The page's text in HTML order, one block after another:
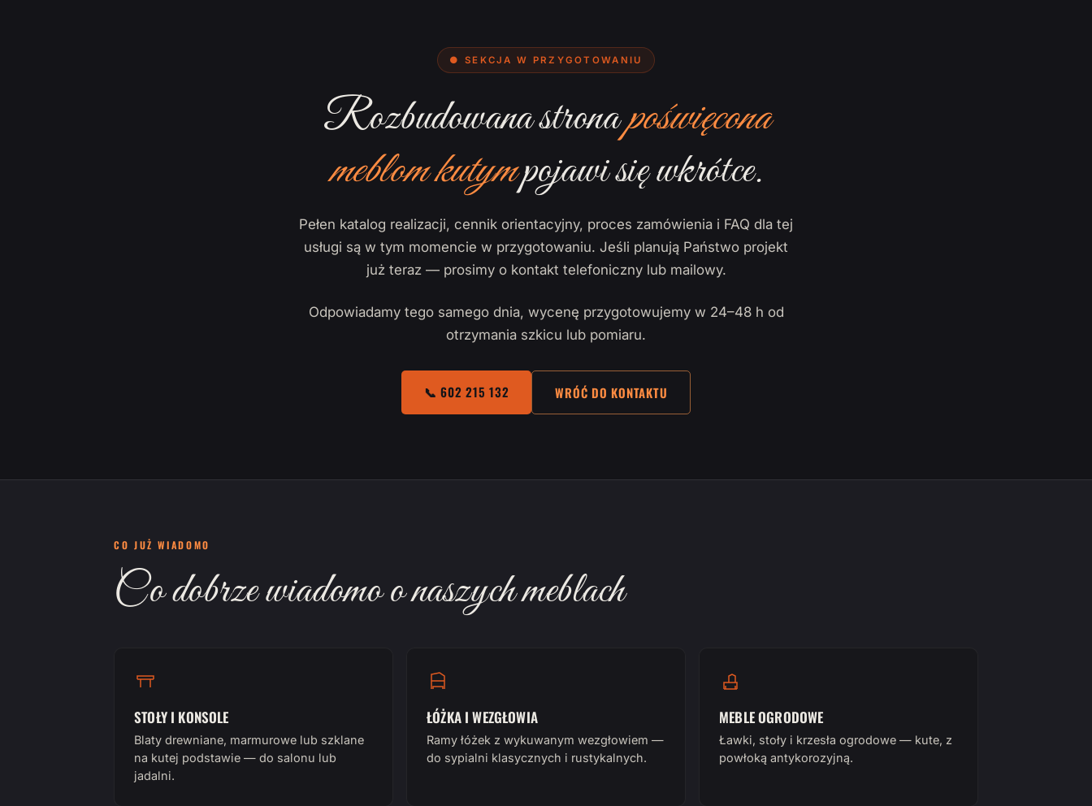
● SEKCJA W PRZYGOTOWANIU
Rozbudowana stronapoświęcona
meblom kutympojawi się wkrótce.
Pełen katalog realizacji, cennik orientacyjny, proces zamówienia i FAQ dla tej
usługi są w tym momencie w przygotowaniu. Jeśli planują Państwo projekt
już teraz — prosimy o kontakt telefoniczny lub mailowy.
Odpowiadamy tego samego dnia, wycenę przygotowujemy w 24–48 h od
otrzymania szkicu lub pomiaru.
📞 602 215 132 WRÓĆ DO KONTAKTU
CO JUŻ WIADOMO
Co dobrze wiadomo o naszych meblach
STOŁY I KONSOLE
Blaty drewniane, marmurowe lub szklane
na kutej podstawie — do salonu lub
jadalni.
ŁÓŻKA I WEZGŁOWIA
Ramy łóżek z wykuwanym wezgłowiem —
do sypialni klasycznych i rustykalnych.
MEBLE OGRODOWE
Ławki, stoły i krzesła ogrodowe — kute, z
powłoką antykorozyjną.